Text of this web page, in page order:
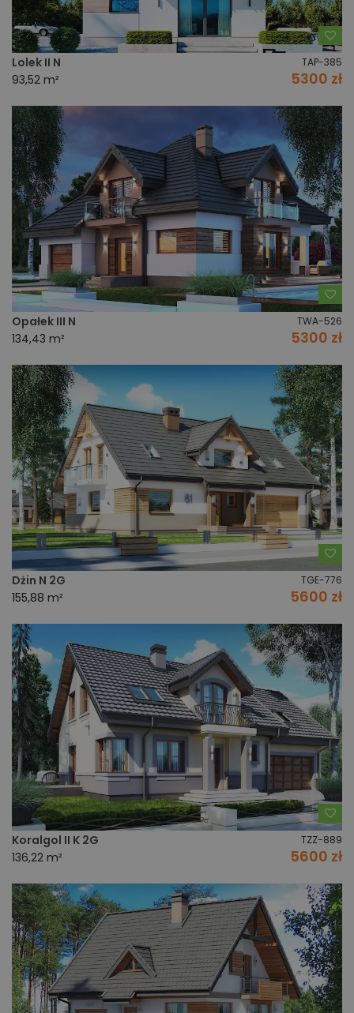
Lolek II N TAP-385
93,52 m² 5300 zł
Opałek III N TWA-526
134,43 m² 5300 zł
Dżin N 2G TGE-776
155,88 m² 5600 zł
Koralgol II K 2G TZZ-889
136,22 m² 5600 zł